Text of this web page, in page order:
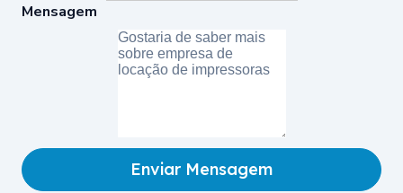
Mensagem
Enviar Mensagem